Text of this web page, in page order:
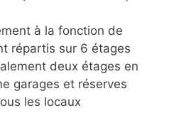
à la fonction de
répartis sur 6 étages
deux étages en
garages et réserves
les locaux